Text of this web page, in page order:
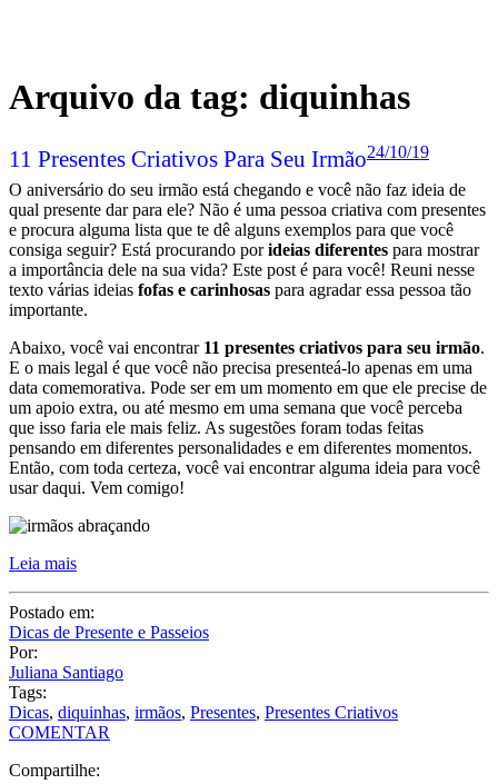
Arquivo da tag: diquinhas
11 Presentes Criativos Para Seu Irmão
qual presente dar para ele? Não é uma pessoa criativa com presentes
e procura alguma lista que te dê alguns exemplos para que você
consiga seguir? Está procurando porideias diferentes para mostrar
a importância dele na sua vida? Este post é para você! Reuni nesse
texto várias ideias fofas e carinhosaspara agradar essa pessoa tão
importante.
E o mais legal é que você não precisa presenteá-lo apenas em uma
data comemorativa. Pode ser em um momento em que ele precise de
um apoio extra, ou até mesmo em uma semana que você perceba
que isso faria ele mais feliz. As sugestões foram todas feitas
pensando em diferentes personalidades e em diferentes momentos.
Então, com toda certeza, você vai encontrar alguma ideia para você
usar daqui. Vem comigo!
Postado em:
Dicas de Presente e Passeios
Por:
Juliana Santiago
Tags:
Dicas
COMENTAR